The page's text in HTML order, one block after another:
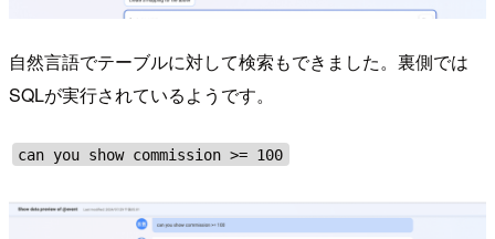
自然言語でテーブルに対して検索もできました。裏側では
SQLが実行されているようです。
can you show commission >= 100